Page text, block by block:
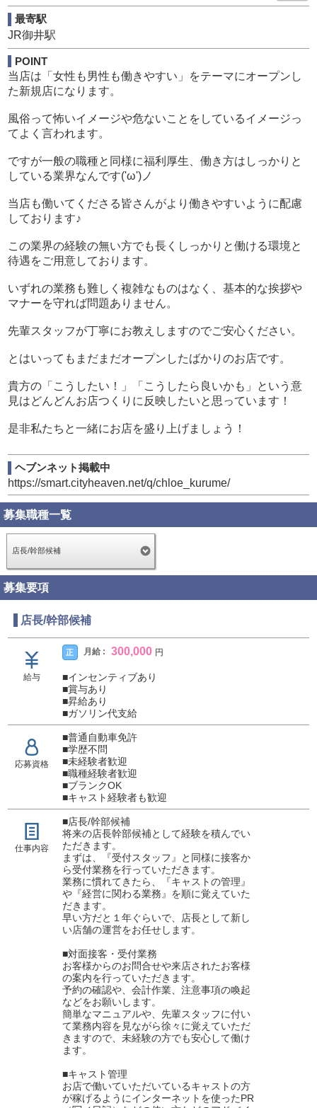
[給与] ：月給23万円～+手当+能力給
※アルバイト希望の方は一度ご相談ください。募集要項に
も記載があります。
最寄駅
JR御井駅
POINT
当店は「女性も男性も働きやすい」をテーマにオープンし
た新規店になります。
風俗って怖いイメージや危ないことをしているイメージっ
てよく言われます。
ですが一般の職種と同様に福利厚生、働き方はしっかりと
している業界なんです('ω')ノ
当店も働いてくださる皆さんがより働きやすいように配慮
しております♪
この業界の経験の無い方でも長くしっかりと働ける環境と
待遇をご用意しております。
いずれの業務も難しく複雑なものはなく、基本的な挨拶や
マナーを守れば問題ありません。
先輩スタッフが丁寧にお教えしますのでご安心ください。
とはいってもまだまだオープンしたばかりのお店です。
貴方の「こうしたい！」「こうしたら良いかも」という意
見はどんどんお店つくりに反映したいと思っています！
是非私たちと一緒にお店を盛り上げましょう！
ヘブンネット掲載中
https://smart.cityheaven.net/q/chloe_kurume/
募集職種一覧
店長/幹部候補
募集要項
店長/幹部候補
給与
正 月給 : 300,000 円
■インセンティブあり
■賞与あり
■昇給あり
■ガソリン代支給
応募資格
■普通自動車免許
■学歴不問
■未経験者歓迎
■職種経験者歓迎
■ブランクOK
■キャスト経験者も歓迎
仕事内容
■店長/幹部候補
将来の店長幹部候補として経験を積んでい
ただきます。
まずは、『受付スタッフ』と同様に接客か
ら受付業務を行っていただきます。
業務に慣れてきたら、『キャストの管理』
や『経営に関わる業務』を順に覚えていた
だきます。
早い方だと１年ぐらいで、店長として新し
い店舗の運営をお任せします。
■対面接客・受付業務
お客様からのお問合せや来店されたお客様
の案内を行っていただきます。
予約の確認や、会計作業、注意事項の喚起
などをお願いします。
簡単なマニュアルや、先輩スタッフに付い
て業務内容を見ながら徐々に覚えていただ
きますので、未経験の方でも安心して働け
ます。
■キャスト管理
お店で働いていただいているキャストの方
が稼げるようにインターネットを使ったPR